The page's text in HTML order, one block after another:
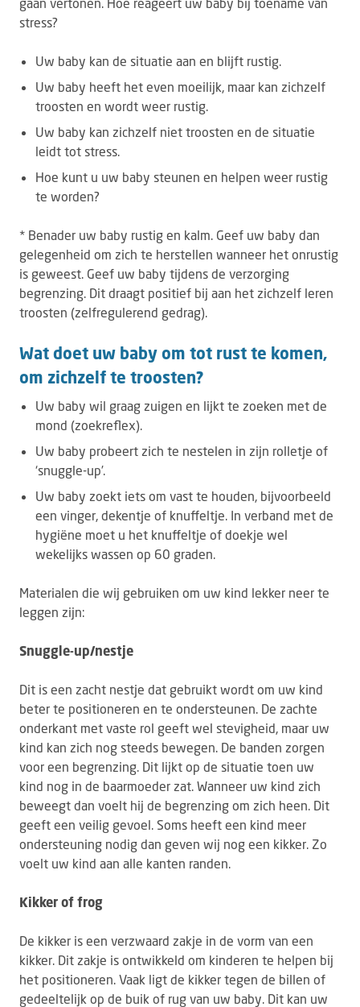
stress?
Uw baby kan de situatie aan en blijft rustig.
Uw baby heeft het even moeilijk, maar kan zichzelf
troosten en wordt weer rustig.
Uw baby kan zichzelf niet troosten en de situatie
leidt tot stress.
Hoe kunt u uw baby steunen en helpen weer rustig
te worden?
* Benader uw baby rustig en kalm. Geef uw baby dan
gelegenheid om zich te herstellen wanneer het onrustig
is geweest. Geef uw baby tijdens de verzorging
begrenzing. Dit draagt positief bij aan het zichzelf leren
troosten (zelfregulerend gedrag).
Wat doet uw baby om tot rust te komen,
om zichzelf te troosten?
Uw baby wil graag zuigen en lijkt te zoeken met de
mond (zoekreflex).
Uw baby probeert zich te nestelen in zijn rolletje of
‘snuggle-up’.
Uw baby zoekt iets om vast te houden, bijvoorbeeld
een vinger, dekentje of knuffeltje. In verband met de
hygiëne moet u het knuffeltje of doekje wel
wekelijks wassen op 60 graden.
Materialen die wij gebruiken om uw kind lekker neer te
leggen zijn:
Snuggle-up/nestje
Dit is een zacht nestje dat gebruikt wordt om uw kind
beter te positioneren en te ondersteunen. De zachte
onderkant met vaste rol geeft wel stevigheid, maar uw
kind kan zich nog steeds bewegen. De banden zorgen
voor een begrenzing. Dit lijkt op de situatie toen uw
kind nog in de baarmoeder zat. Wanneer uw kind zich
beweegt dan voelt hij de begrenzing om zich heen. Dit
geeft een veilig gevoel. Soms heeft een kind meer
ondersteuning nodig dan geven wij nog een kikker. Zo
voelt uw kind aan alle kanten randen.
Kikker of frog
De kikker is een verzwaard zakje in de vorm van een
kikker. Dit zakje is ontwikkeld om kinderen te helpen bij
het positioneren. Vaak ligt de kikker tegen de billen of
gedeeltelijk op de buik of rug van uw baby. Dit kan uw